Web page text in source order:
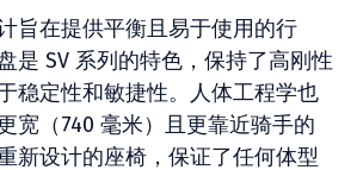
旨在提供平衡且易于使用的行
是 SV 系列的特色，保持了高刚性
稳定性和敏捷性。人体工程学也
宽（740 毫米）且更靠近骑手的
新设计的座椅，保证了任何体型